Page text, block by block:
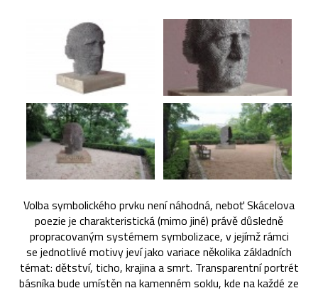
Volba symbolického prvku není náhodná, neboť Skácelova
poezie je charakteristická (mimo jiné) právě důsledně
propracovaným systémem symbolizace, v jejímž rámci
se jednotlivé motivy jeví jako variace několika základních
témat: dětství, ticho, krajina a smrt. Transparentní portrét
básníka bude umístěn na kamenném soklu, kde na každé ze